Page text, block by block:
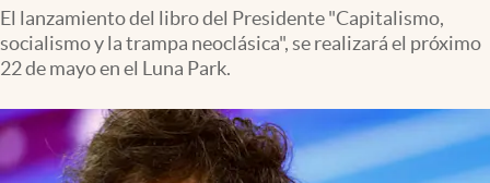
Apertura
Infotechnology
Clase
El lanzamiento del libro del Presidente "Capitalismo,
socialismo y la trampa neoclásica", se realizará el próximo
22 de mayo en el Luna Park.